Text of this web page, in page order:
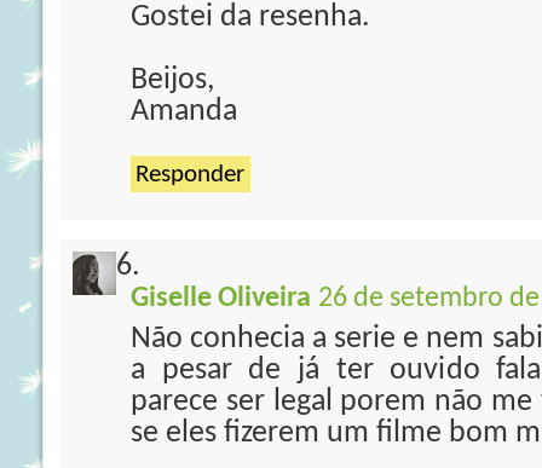
Gostei da resenha.
Beijos,
Amanda
Responder
Giselle Oliveira 26 de setembro
Não conhecia a serie e nem
a pesar de já ter ouvido
parece ser legal porem não
se eles fizerem um filme bom